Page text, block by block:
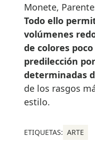
Monete,
Todo ello
volúmenes
de colores
predilección
determinadas
de los rasgos
estilo.
ETIQUETAS: ARTE